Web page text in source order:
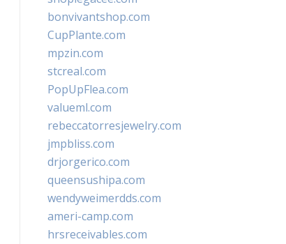
bonvivantshop.com
CupPlante.com
mpzin.com
stcreal.com
PopUpFlea.com
valueml.com
rebeccatorresjewelry.com
jmpbliss.com
drjorgerico.com
queensushipa.com
wendyweimerdds.com
ameri-camp.com
hrsreceivables.com